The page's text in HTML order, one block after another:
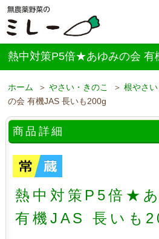
熱中対策P5倍★あゆみの会 有
ホーム ＞やさい・きのこ ＞根やさい
の会 有機JAS 長いも200g
商品詳細
熱中対策P5倍★
有機JAS 長いも